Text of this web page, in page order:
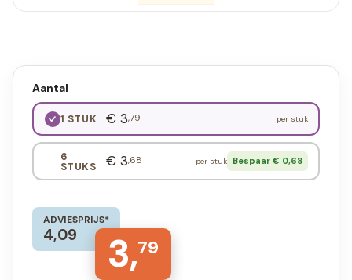
Aantal
1 STUK € 3,79 per stuk
6
STUKS € 3,68 per stuk Bespaar € 0,68
ADVIESPRIJS*
4,09 3,79